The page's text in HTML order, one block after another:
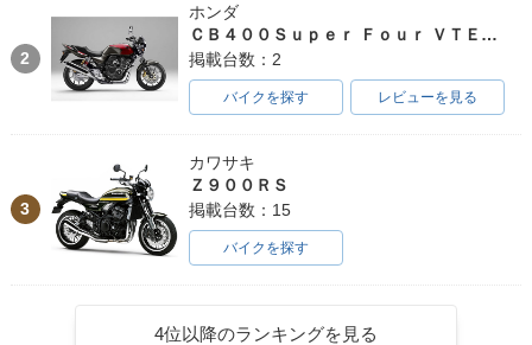
2
ホンダ
ＣＢ４００Ｓｕｐｅｒ Ｆｏｕｒ ＶＴＥＣ ＳＰＥＣ３
掲載台数：2
バイクを探す レビューを見る
3
カワサキ
Ｚ９００ＲＳ
掲載台数：15
バイクを探す
4位以降のランキングを見る